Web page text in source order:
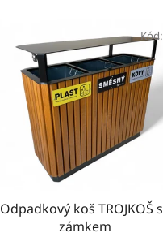
Odpadkový koš TROJKOŠ
zámkem
Kód: